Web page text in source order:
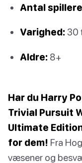
Antal
Varighed: 30
Aldre: 8+
Har du Harry
Trivial Pursuit
Ultimate
for dem! Fra
væsener og